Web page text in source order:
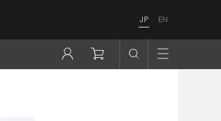
JP EN